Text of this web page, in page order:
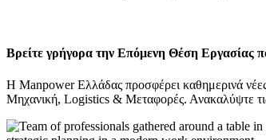
Βρείτε γρήγορα την Επόμενη Θέση Εργασίας
Η Manpower Ελλάδας προσφέρει καθημερινά
Μηχανική, Logistics & Μεταφορές. Ανακαλύψτε τις